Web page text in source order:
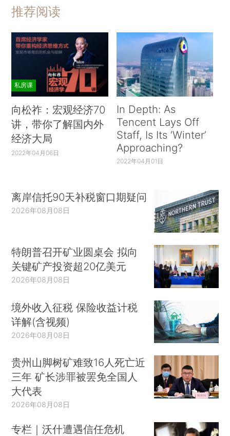
推荐阅读
私房课
向松祚：宏观经济70
讲，带你了解国内外
经济大局
2022年04月06日
In Depth: As
Tencent Lays Off
Staff, Is Its ‘Winter’
Approaching?
2022年04月01日
离岸信托90天补税窗口期疑问
2026年08月08日
特朗普召开矿业圆桌会 拟向
关键矿产投资超20亿美元
2026年08月08日
境外收入征税 保险收益计税
详解(含视频)
2026年08月08日
贵州山脚树矿难致16人死亡近
三年 矿长涉罪被罢免全国人
大代表
2026年08月08日
专栏｜沃什遭遇信任危机